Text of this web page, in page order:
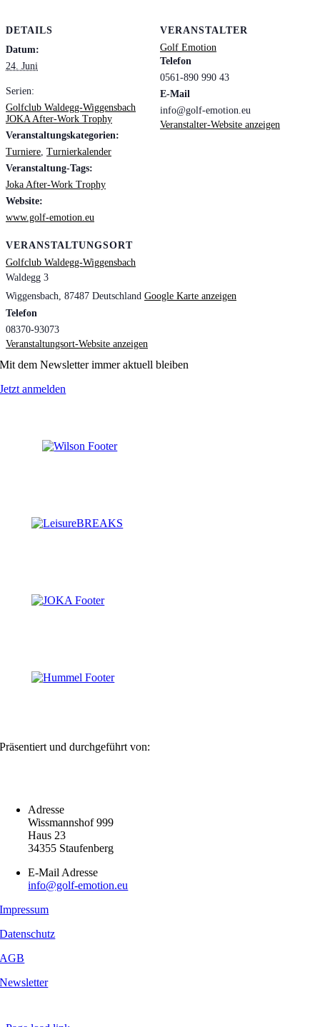
DETAILS
Datum:
24. Juni
Serien:
Golfclub Waldegg-Wiggensbach
JOKA After-Work Trophy
Veranstaltungskategorien:
Turniere Turnierkalender
Veranstaltung-Tags:
Joka After-Work Trophy
Website:
www.golf-emotion.eu
VERANSTALTUNGSORT
Golfclub Waldegg-Wiggensbach
Waldegg 3
Wiggensbach 87487 Deutschland Google Karte anzeigen
Telefon
08370-93073
Veranstaltungsort-Website anzeigen
VERANSTALTER
Golf Emotion
Telefon
0561-890 990 43
E-Mail
info@golf-emotion.eu
Veranstalter-Website anzeigen
Mit dem Newsletter immer aktuell bleiben
Jetzt anmelden
Präsentiert und durchgeführt von:
Adresse
Wissmannshof 999
Haus 23
34355 Staufenberg
E-Mail Adresse
info@golf-emotion.eu
Impressum
Datenschutz
AGB
Newsletter